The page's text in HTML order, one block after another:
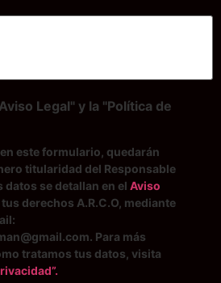
Legal" y la "Política de
este formulario, quedarán
titularidad del Responsable
se detallan en el Aviso
derechos A.R.C.O, mediante
Para más
tratamos tus datos, visita